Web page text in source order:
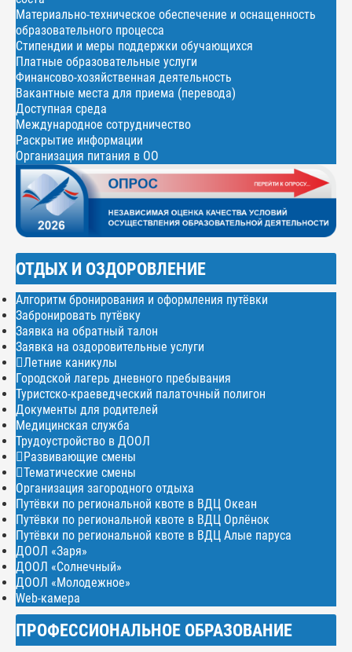
Материально-техническое обеспечение и оснащенность
образовательного процесса
Стипендии и меры поддержки обучающихся
Платные образовательные услуги
Финансово-хозяйственная деятельность
Вакантные места для приема (перевода)
Доступная среда
Международное сотрудничество
Раскрытие информации
Организация питания в ОО
ОТДЫХ И ОЗДОРОВЛЕНИЕ
Алгоритм бронирования и оформления путёвки
Забронировать путёвку
Заявка на обратный талон
Заявка на оздоровительные услуги
Летние каникулы
Городской лагерь дневного пребывания
Туристско-краеведческий палаточный полигон
Документы для родителей
Медицинская служба
Трудоустройство в ДООЛ
Развивающие смены
Тематические смены
Организация загородного отдыха
Путёвки по региональной квоте в ВДЦ Океан
Путёвки по региональной квоте в ВДЦ Орлёнок
Путёвки по региональной квоте в ВДЦ Алые паруса
ДООЛ «Заря»
ДООЛ «Солнечный»
ДООЛ «Молодежное»
Web-камера
ПРОФЕССИОНАЛЬНОЕ ОБРАЗОВАНИЕ